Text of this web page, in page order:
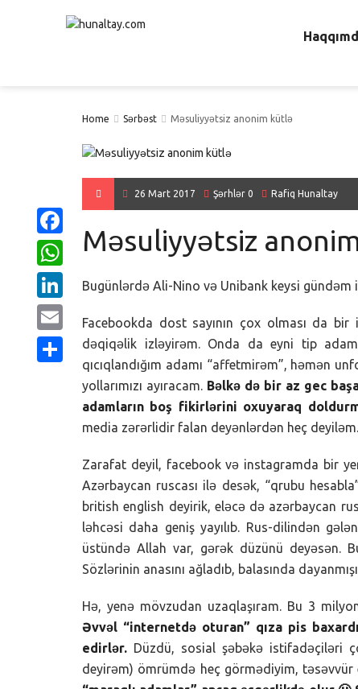
Home Sərbəst Məsuliyyətsiz anonim kütlə
26 Mart 2017 Şərhlər 0 Rafiq Hunaltay
Məsuliyyətsiz
Bugünlərdə Ali-Nino və Unibank keysi gündəm
Facebookda dost sayının çox olması da
dəqiqəlik izləyirəm. Onda da eyni tip
qıcıqlandığım adamı “affetmirəm”, həmən
yollarımızı ayıracam. Bəlkə də bir az gec
adamların boş fikirlərini oxuyaraq
media zərərlidir falan deyənlərdən heç
Zarafat deyil, facebook və instagramda bir
Azərbaycan ruscası ilə desək, “qrubu
british english deyirik, eləcə də azərbaycan
ləhcəsi daha geniş yayılıb. Rus-dilindən
üstündə Allah var, gərək düzünü deyəsən.
Sözlərinin anasını ağladıb, balasında
Hə, yenə mövzudan uzaqlaşıram. Bu 3
Əvvəl “internetdə oturan” qıza pis
edirlər. Düzdü, sosial şəbəkə istifadəçiləri
deyirəm) ömrümdə heç görmədiyim, təsəvvür
Facebook
WhatsApp
LinkedIn
Email